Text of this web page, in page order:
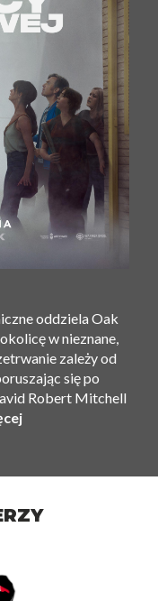
oddziela Oak
w nieznane,
zależy od
się po
Robert Mitchell